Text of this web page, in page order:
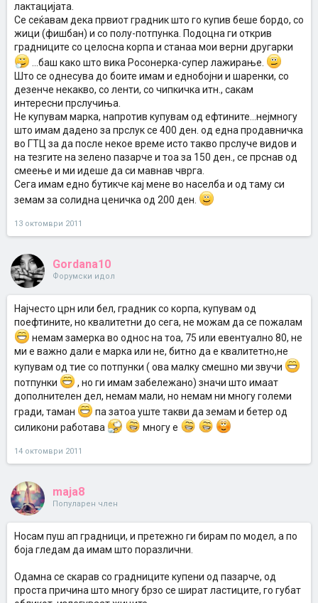
лактацијата.
Се сеќавам дека првиот градник што го купив беше бордо, со
жици (фишбан) и со полу-потпунка. Подоцна ги открив
градниците со целосна корпа и станаа мои верни другарки
...баш како што вика Росонерка-супер лажирање.
Што се однесува до боите имам и еднобојни и шаренки, со
дезенче некакво, со ленти, со чипкичка итн., сакам
интересни прслучиња.
Не купувам марка, напротив купувам од ефтините...нејмногу
што имам дадено за прслук се 400 ден. од една продавничка
во ГТЦ за да после некое време исто такво прслуче видов и
на тезгите на зелено пазарче и тоа за 150 ден., се прснав од
смеење и ми идеше да си мавнав чврга.
Сега имам едно бутикче кај мене во населба и од таму си
земам за солидна ценичка од 200 ден.
13 октомври 2011
Gordana10
Форумски идол
Најчесто црн или бел, градник со корпа, купувам од
поефтините, но квалитетни до сега, не можам да се пожалам
немам замерка во однос на тоа, 75 или евентуално 80, не
ми е важно дали е марка или не, битно да е квалитетно,не
купувам од тие со потпунки ( ова малку смешно ми звучи
потпунки
, но ги имам забележано) значи што имаат
дополнителен дел, немам мали, но немам ни многу големи
гради, таман
па затоа уште такви да земам и бетер од
силикони работава
многу е
14 октомври 2011
maja8
Популарен член
Носам пуш ап градници, и претежно ги бирам по модел, а по
боја гледам да имам што поразлични.
Одамна се скарав со градниците купени од пазарче, од
проста причина што многу брзо се шират ластиците, го губат